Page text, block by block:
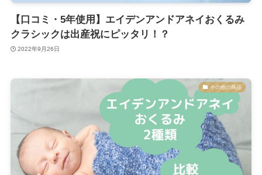
【口コミ・5年使用】エイデンアンドアネイおくるみ
クラシックは出産祝にピッタリ！？
2022年9月26日
その他の商品